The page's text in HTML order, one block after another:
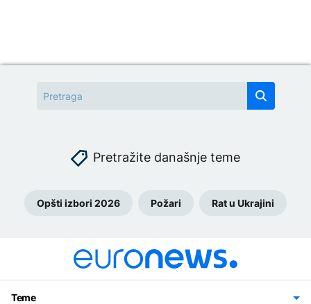
Pretražite današnje teme
Opšti izbori 2026 Požari Rat u Ukrajini
Teme